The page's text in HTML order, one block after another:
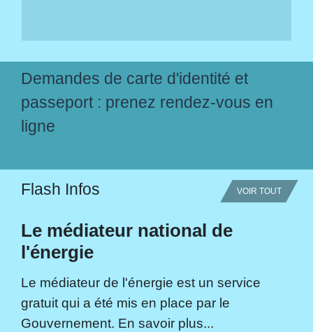
Demandes de carte d'identité et
passeport : prenez rendez-vous en
ligne
Flash Infos VOIR TOUT
Le médiateur national de
l'énergie
Le médiateur de l'énergie est un service
gratuit qui a été mis en place par le
Gouvernement. En savoir plus...